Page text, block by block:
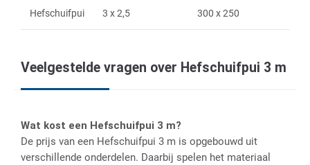
Hefschuifpui 3 x 2,5 300 x 250
Veelgestelde vragen over Hefschuifpui 3 m
Wat kost een Hefschuifpui 3 m?
De prijs van een Hefschuifpui 3 m is opgebouwd uit
verschillende onderdelen. Daarbij spelen het materiaal